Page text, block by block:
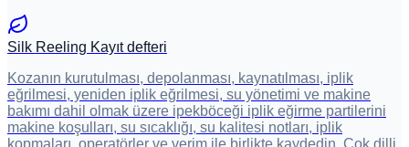
Silk Reeling Kayıt defteri
Kozanın kurutulması, depolanması, kaynatılması, iplik
eğrilmesi, yeniden iplik eğrilmesi, su yönetimi ve makine
bakımı dahil olmak üzere ipekböceği iplik eğirme partilerini
makine koşulları, su sıcaklığı, su kalitesi notları, iplik